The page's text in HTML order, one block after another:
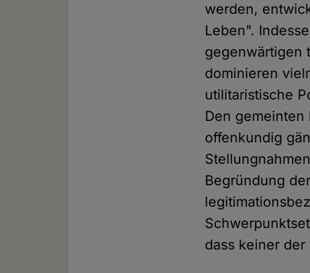
werden,
Leben".
gegenwärtigen
dominieren
utilitaristische
Den
offenkundig
Begründung
dass keiner